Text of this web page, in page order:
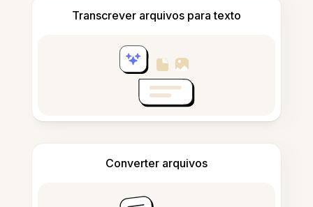
Transcrever arquivos para texto
Converter arquivos